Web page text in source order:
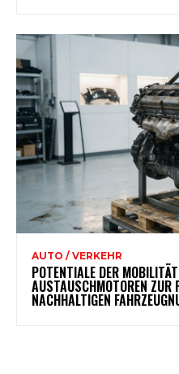
AUTO / VERKEHR
POTENTIALE DER
AUSTAUSCHMOTOREN ZUR
NACHHALTIGEN